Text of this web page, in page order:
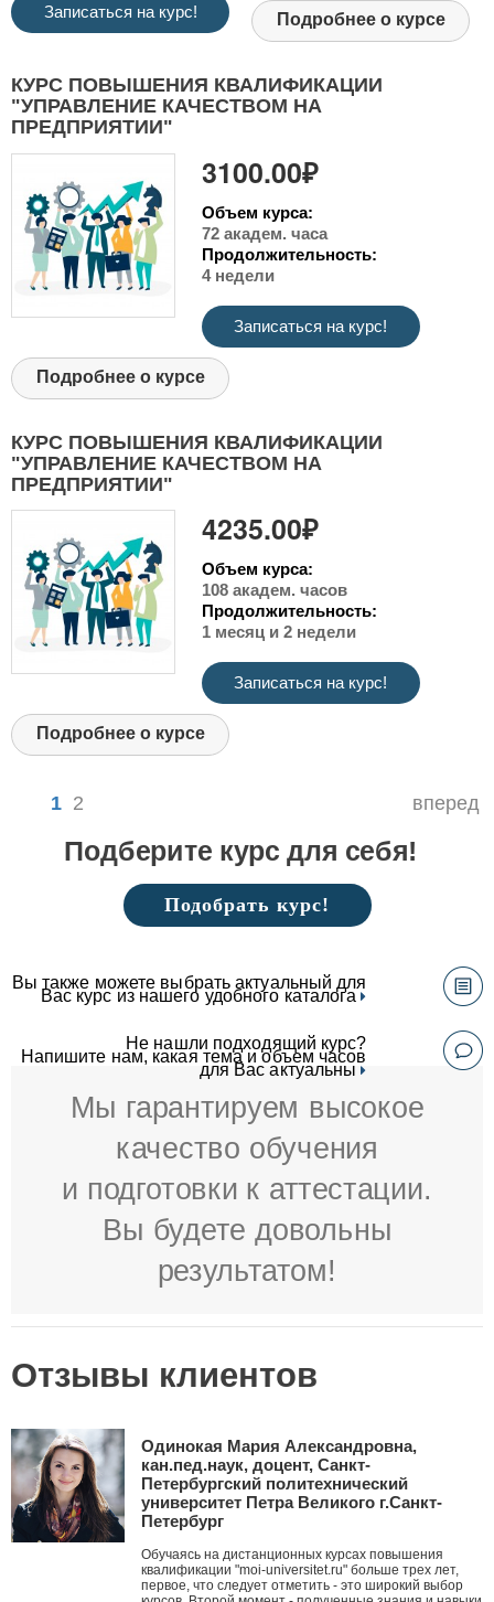
Записаться на курс! Подробнее о курсе
КУРС ПОВЫШЕНИЯ КВАЛИФИКАЦИИ
"УПРАВЛЕНИЕ КАЧЕСТВОМ НА
ПРЕДПРИЯТИИ"
3100.00₽
Объем курса:
72 академ. часа
Продолжительность:
4 недели
Записаться на курс!
Подробнее о курсе
КУРС ПОВЫШЕНИЯ КВАЛИФИКАЦИИ
"УПРАВЛЕНИЕ КАЧЕСТВОМ НА
ПРЕДПРИЯТИИ"
4235.00₽
Объем курса:
108 академ. часов
Продолжительность:
1 месяц и 2 недели
Записаться на курс!
Подробнее о курсе
1 2 вперед
Подберите курс для себя!
Подобрать курс!
Вы также можете выбрать актуальный для
Вас курс из нашего удобного каталога
Не нашли подходящий курс?
Напишите нам, какая тема и объем часов
для Вас актуальны
Мы гарантируем высокое
качество обучения
и подготовки к аттестации.
Вы будете довольны
результатом!
Отзывы клиентов
Одинокая Мария Александровна,
кан.пед.наук, доцент, Санкт-
Петербургский политехнический
университет Петра Великого г.Санкт-
Петербург
Обучаясь на дистанционных курсах повышения
квалификации "moi-universitet.ru" больше трех лет,
первое, что следует отметить - это широкий выбор